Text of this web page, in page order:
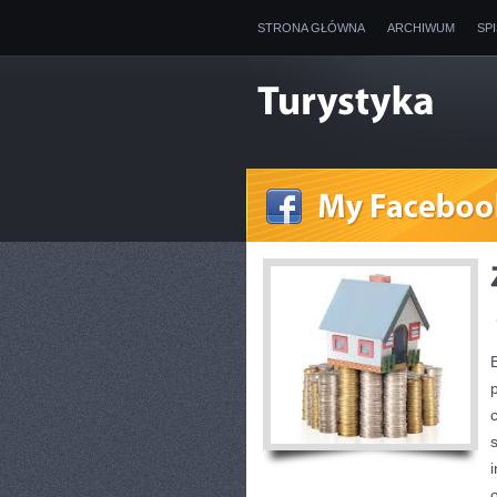
STRONA GŁÓWNA ARCHIWUM